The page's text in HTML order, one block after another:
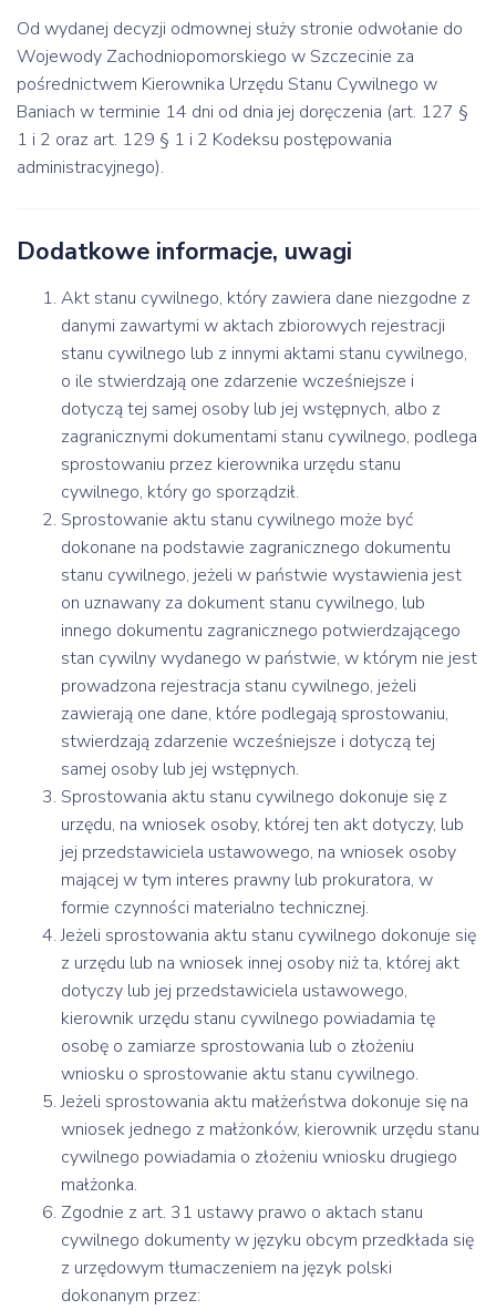
Od wydanej decyzji odmownej służy stronie odwołanie do
Wojewody Zachodniopomorskiego w Szczecinie za
pośrednictwem Kierownika Urzędu Stanu Cywilnego w
Baniach w terminie 14 dni od dnia jej doręczenia (art. 127 §
1 i 2 oraz art. 129 § 1 i 2 Kodeksu postępowania
administracyjnego).
Dodatkowe informacje, uwagi
Akt stanu cywilnego, który zawiera dane niezgodne z
danymi zawartymi w aktach zbiorowych rejestracji
stanu cywilnego lub z innymi aktami stanu cywilnego,
o ile stwierdzają one zdarzenie wcześniejsze i
dotyczą tej samej osoby lub jej wstępnych, albo z
zagranicznymi dokumentami stanu cywilnego, podlega
sprostowaniu przez kierownika urzędu stanu
cywilnego, który go sporządził.
Sprostowanie aktu stanu cywilnego może być
dokonane na podstawie zagranicznego dokumentu
stanu cywilnego, jeżeli w państwie wystawienia jest
on uznawany za dokument stanu cywilnego, lub
innego dokumentu zagranicznego potwierdzającego
stan cywilny wydanego w państwie, w którym nie jest
prowadzona rejestracja stanu cywilnego, jeżeli
zawierają one dane, które podlegają sprostowaniu,
stwierdzają zdarzenie wcześniejsze i dotyczą tej
samej osoby lub jej wstępnych.
Sprostowania aktu stanu cywilnego dokonuje się z
urzędu, na wniosek osoby, której ten akt dotyczy, lub
jej przedstawiciela ustawowego, na wniosek osoby
mającej w tym interes prawny lub prokuratora, w
formie czynności materialno technicznej.
Jeżeli sprostowania aktu stanu cywilnego dokonuje się
z urzędu lub na wniosek innej osoby niż ta, której akt
dotyczy lub jej przedstawiciela ustawowego,
kierownik urzędu stanu cywilnego powiadamia tę
osobę o zamiarze sprostowania lub o złożeniu
wniosku o sprostowanie aktu stanu cywilnego.
Jeżeli sprostowania aktu małżeństwa dokonuje się na
wniosek jednego z małżonków, kierownik urzędu stanu
cywilnego powiadamia o złożeniu wniosku drugiego
małżonka.
Zgodnie z art. 31 ustawy prawo o aktach stanu
cywilnego dokumenty w języku obcym przedkłada się
z urzędowym tłumaczeniem na język polski
dokonanym przez: